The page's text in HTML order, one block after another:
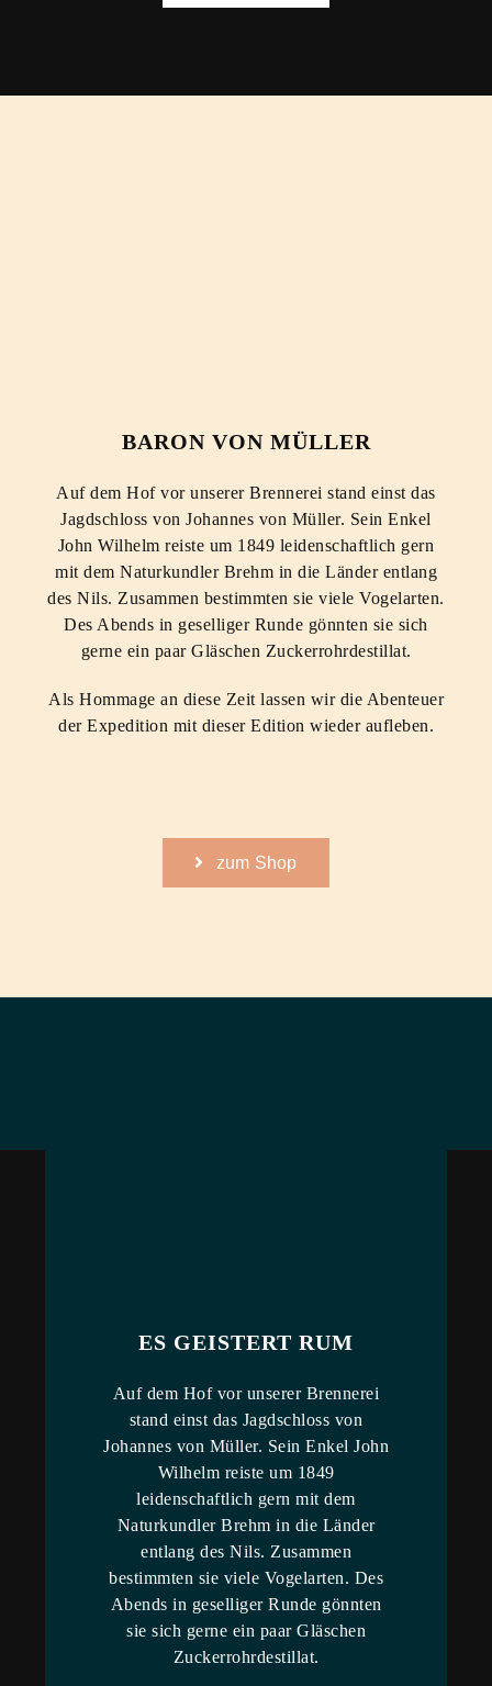
BARON VON MÜLLER
Auf dem Hof vor unserer Brennerei stand einst das
Jagdschloss von Johannes von Müller. Sein Enkel
John Wilhelm reiste um 1849 leidenschaftlich gern
mit dem Naturkundler Brehm in die Länder entlang
des Nils. Zusammen bestimmten sie viele Vogelarten.
Des Abends in geselliger Runde gönnten sie sich
gerne ein paar Gläschen Zuckerrohrdestillat.
Als Hommage an diese Zeit lassen wir die Abenteuer
der Expedition mit dieser Edition wieder aufleben.
zum Shop
ES GEISTERT RUM
Auf dem Hof vor unserer Brennerei
stand einst das Jagdschloss von
Johannes von Müller. Sein Enkel John
Wilhelm reiste um 1849
leidenschaftlich gern mit dem
Naturkundler Brehm in die Länder
entlang des Nils. Zusammen
bestimmten sie viele Vogelarten. Des
Abends in geselliger Runde gönnten
sie sich gerne ein paar Gläschen
Zuckerrohrdestillat.